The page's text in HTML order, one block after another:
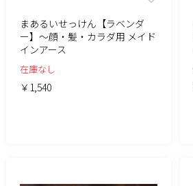
まあるいせっけん【ラベンダ
ー】～顔・髪・カラダ用 メイド
インアース
在庫なし
￥1,540